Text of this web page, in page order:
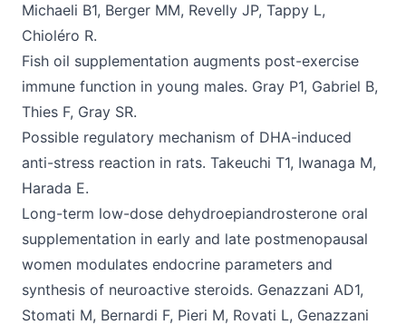
Michaeli B1, Berger MM, Revelly JP, Tappy L,
Chioléro R.
Fish oil supplementation augments post-exercise
immune function in young males. Gray P1, Gabriel B,
Thies F, Gray SR.
Possible regulatory mechanism of DHA-induced
anti-stress reaction in rats. Takeuchi T1, Iwanaga M,
Harada E.
Long-term low-dose dehydroepiandrosterone oral
supplementation in early and late postmenopausal
women modulates endocrine parameters and
synthesis of neuroactive steroids. Genazzani AD1,
Stomati M, Bernardi F, Pieri M, Rovati L, Genazzani